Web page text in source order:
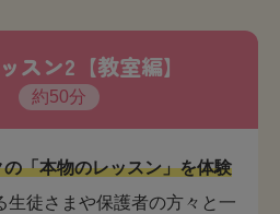
スン2【教室編】
約50分
「本物のレッスン」を体験
生徒さまや保護者の方々と一